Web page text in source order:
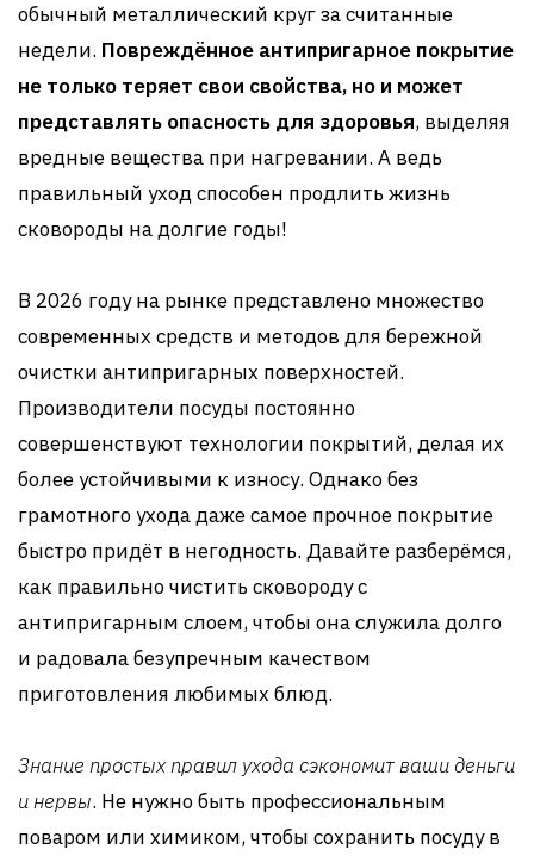
обычный металлический круг за считанные
недели. Повреждённое антипригарное покрытие
не только теряет свои свойства, но и может
представлять опасность для здоровья, выделяя
вредные вещества при нагревании. А ведь
правильный уход способен продлить жизнь
сковороды на долгие годы!
В 2026 году на рынке представлено множество
современных средств и методов для бережной
очистки антипригарных поверхностей.
Производители посуды постоянно
совершенствуют технологии покрытий, делая их
более устойчивыми к износу. Однако без
грамотного ухода даже самое прочное покрытие
быстро придёт в негодность. Давайте разберёмся,
как правильно чистить сковороду с
антипригарным слоем, чтобы она служила долго
и радовала безупречным качеством
приготовления любимых блюд.
Знание простых правил ухода сэкономит ваши деньги
и нервы. Не нужно быть профессиональным
поваром или химиком, чтобы сохранить посуду в